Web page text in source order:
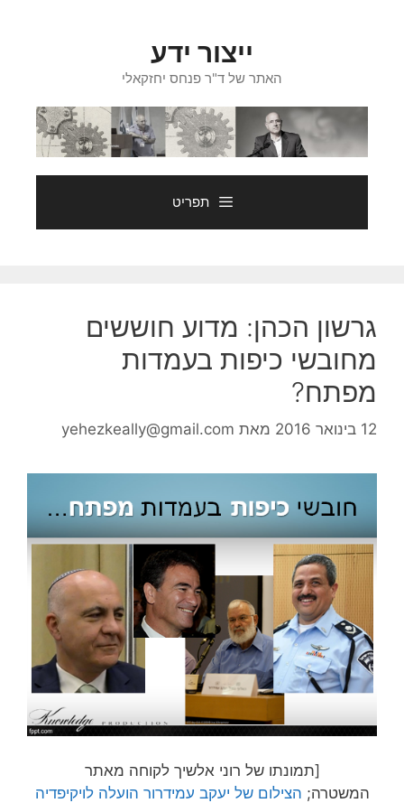
ייצור ידע
האתר של ד"ר פנחס יחזקאלי
תפריט
גרשון הכהן: מדוע חוששים
מחובשי כיפות בעמדות
מפתח?
12 בינואר 2016 מאת yehezkeally@gmail.com
[תמונתו של רוני אלשיך לקוחה מאתר
המשטרה; הצילום של יעקב עמידרור הועלהלויקיפדיה